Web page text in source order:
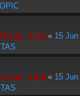
« 15
« 15